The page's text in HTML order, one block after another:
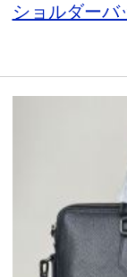
ショルダー